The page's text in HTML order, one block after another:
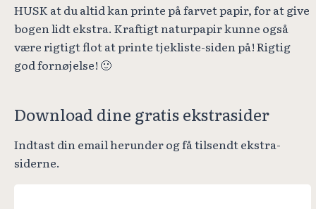
HUSK at du altid kan printe på farvet papir, for at give
bogen lidt ekstra. Kraftigt naturpapir kunne også
være rigtigt flot at printe tjekliste-siden på! Rigtig
god fornøjelse! 🙂
Download dine gratis ekstrasider
Indtast din email herunder og få tilsendt ekstra-
siderne.